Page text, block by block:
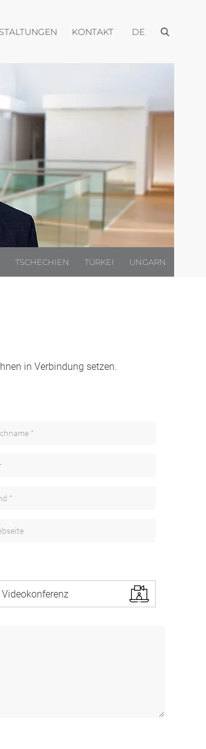
Menü öffnen
KONTAKTMenü öffnen
DE Menü öffnen
TSCHECHIEN TÜRKEI UNGARN
in Verbindung setzen.
Videokonferenz